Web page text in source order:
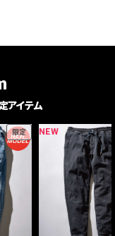
アイテム
限定 NEW